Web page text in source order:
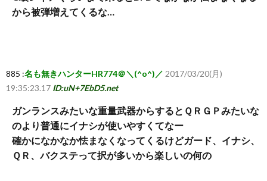
から被弾増えてくるな…
885 :名も無きハンターHR774＠＼(^o^)／ 2017/03/20(月)
19:35:23.17 ID:uN+7EbD5.net
ガンランスみたいな重量武器からするとＱＲＧＰみたいな
のより普通にイナシが使いやすくてなー
確かになかなか怯まなくなってくるけどガード、イナシ、
ＱＲ、バクステって択が多いから楽しいの何の